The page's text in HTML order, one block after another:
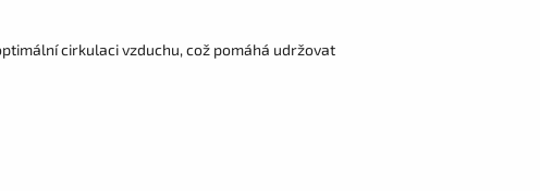
cirkulaci vzduchu, což pomáhá udržovat